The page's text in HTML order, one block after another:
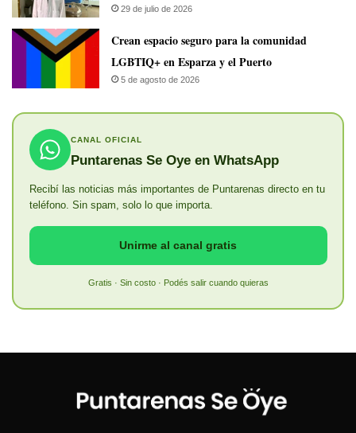
29 de julio de 2026
Crean espacio seguro para la comunidad
LGBTIQ+ en Esparza y el Puerto
5 de agosto de 2026
CANAL OFICIAL
Puntarenas Se Oye en WhatsApp
Recibí las noticias más importantes de Puntarenas directo en tu
teléfono. Sin spam, solo lo que importa.
Unirme al canal gratis
Gratis · Sin costo · Podés salir cuando quieras